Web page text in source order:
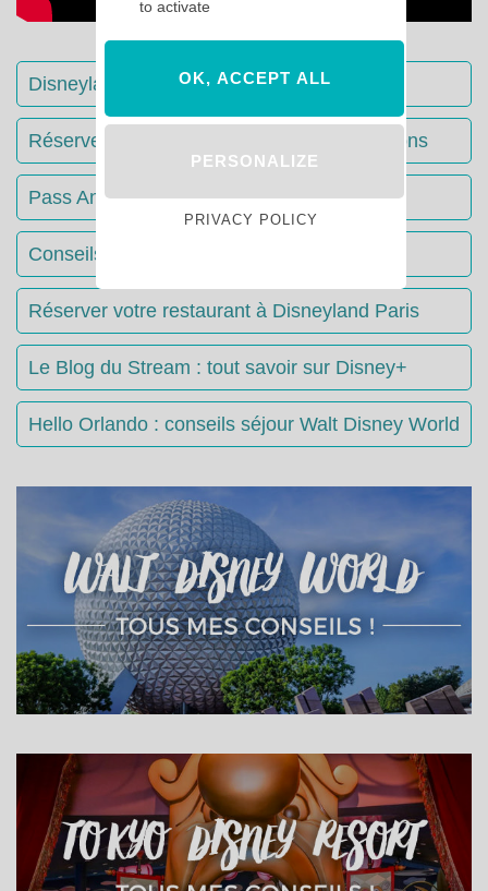
Disneyland Paris : Le guide complet
Réserver votre séjour : toutes les informations
Pass Annuels Disney : informations
Conseils & Astuces Disneyland Paris
Réserver votre restaurant à Disneyland Paris
Le Blog du Stream : tout savoir sur Disney+
Hello Orlando : conseils séjour Walt Disney World
to activate
OK, ACCEPT ALL
PERSONALIZE
PRIVACY POLICY